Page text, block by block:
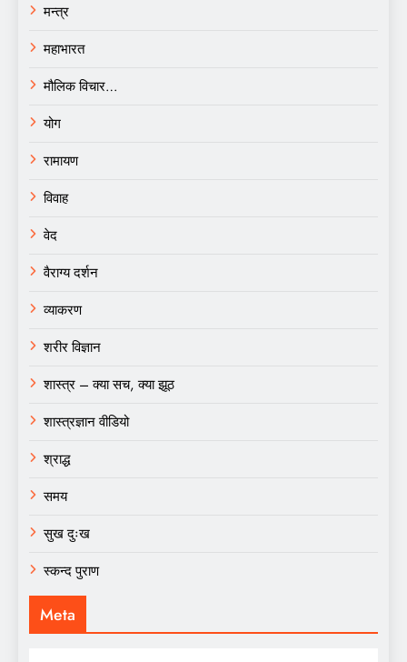
मन्त्र
महाभारत
मौलिक विचार…
योग
रामायण
विवाह
वेद
वैराग्य दर्शन
व्याकरण
शरीर विज्ञान
शास्त्र – क्या सच, क्या झूठ
शास्त्रज्ञान वीडियो
श्राद्ध
समय
सुख दुःख
स्कन्द पुराण
Meta